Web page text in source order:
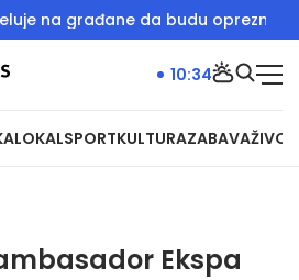
na građane da budu oprezni zbog
LOKALSPORTKULTURAZABAVAŽIVOT
10:34
Ekspa